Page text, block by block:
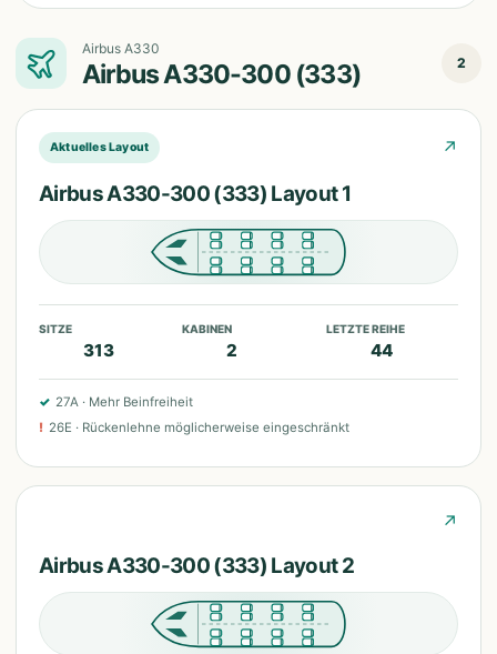
Airbus A330
Airbus A330-300 (333) 2
Aktuelles Layout ↗
Airbus A330-300 (333) Layout 1
SITZE
313
KABINEN
2
LETZTE REIHE
44
✓ 27A · Mehr Beinfreiheit
! 26E · Rückenlehne möglicherweise eingeschränkt
↗
Airbus A330-300 (333) Layout 2